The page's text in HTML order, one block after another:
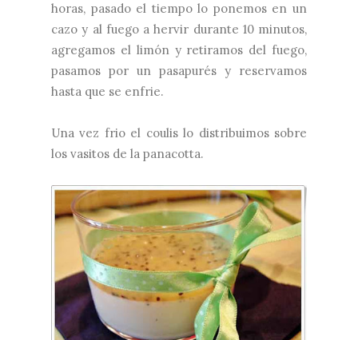
horas, pasado el tiempo lo ponemos en un
cazo y al fuego a hervir durante 10 minutos,
agregamos el limón y retiramos del fuego,
pasamos por un pasapurés y reservamos
hasta que se enfrie.
Una vez frio el coulis lo distribuimos sobre
los vasitos de la panacotta.